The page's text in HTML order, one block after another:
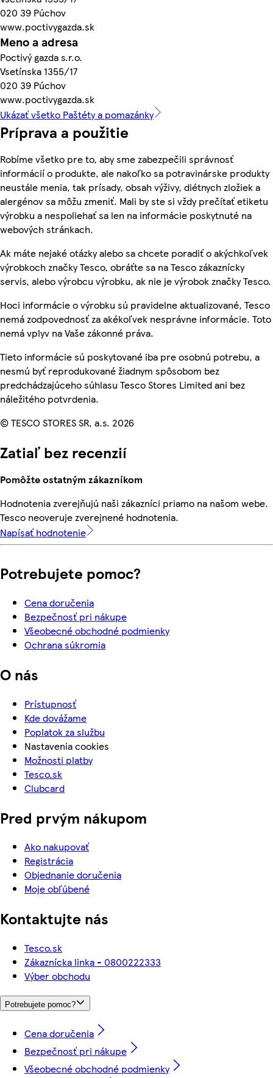
020 39 Púchov
www.poctivygazda.sk
Meno a adresa
Poctivý gazda s.r.o.
Vsetínska 1355/17
020 39 Púchov
www.poctivygazda.sk
Ukázať všetko Paštéty a pomazánky
Príprava a použitie
Robíme všetko pre to, aby sme zabezpečili správnosť
informácií o produkte, ale nakoľko sa potravinárske produkty
neustále menia, tak prísady, obsah výživy, diétnych zložiek a
alergénov sa môžu zmeniť. Mali by ste si vždy prečítať etiketu
výrobku a nespoliehať sa len na informácie poskytnuté na
webových stránkach.
Ak máte nejaké otázky alebo sa chcete poradiť o akýchkoľvek
výrobkoch značky Tesco, obráťte sa na Tesco zákaznícky
servis, alebo výrobcu výrobku, ak nie je výrobok značky Tesco.
Hoci informácie o výrobku sú pravidelne aktualizované, Tesco
nemá zodpovednosť za akékoľvek nesprávne informácie. Toto
nemá vplyv na Vaše zákonné práva.
Tieto informácie sú poskytované iba pre osobnú potrebu, a
nesmú byť reprodukované žiadnym spôsobom bez
predchádzajúceho súhlasu Tesco Stores Limited ani bez
náležitého potvrdenia.
© TESCO STORES SR, a.s. 2026
Zatiaľ bez recenzií
Pomôžte ostatným zákazníkom
Hodnotenia zverejňujú naši zákazníci priamo na našom webe.
Tesco neoveruje zverejnené hodnotenia.
Napísať hodnotenie
Potrebujete pomoc?
Cena doručenia
Bezpečnosť pri nákupe
Všeobecné obchodné podmienky
Ochrana súkromia
O nás
Prístupnosť
Kde dovážame
Poplatok za službu
Nastavenia cookies
Možnosti platby
Tesco.sk
Clubcard
Pred prvým nákupom
Ako nakupovať
Registrácia
Objednanie doručenia
Moje obľúbené
Kontaktujte nás
Tesco.sk
Zákaznícka linka - 0800222333
Výber obchodu
Potrebujete pomoc?
Cena doručenia
Bezpečnosť pri nákupe
Všeobecné obchodné podmienky